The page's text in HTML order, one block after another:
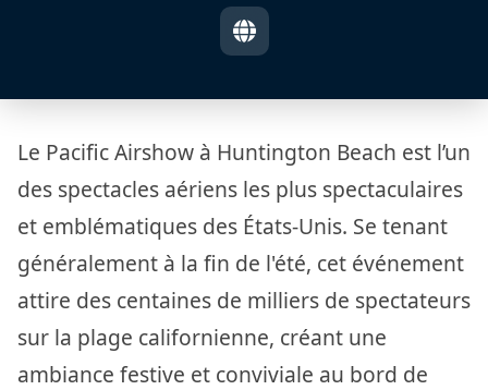
Le Pacific Airshow à Huntington Beach est l’un
des spectacles aériens les plus spectaculaires
et emblématiques des États-Unis. Se tenant
généralement à la fin de l'été, cet événement
attire des centaines de milliers de spectateurs
sur la plage californienne, créant une
ambiance festive et conviviale au bord de